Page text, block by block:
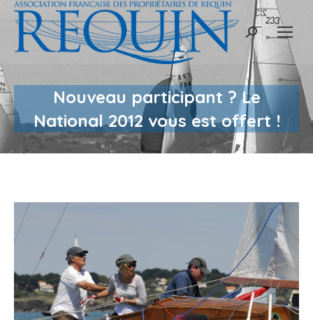
Recherche
Nouveau participant ? Le
National 2012 vous est offert !